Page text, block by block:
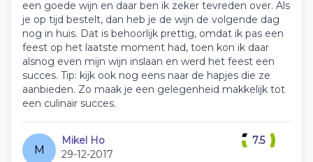
een goede wijn en daar ben ik zeker tevreden over. Als
je op tijd bestelt, dan heb je de wijn de volgende dag
nog in huis. Dat is behoorlijk prettig, omdat ik pas een
feest op het laatste moment had, toen kon ik daar
alsnog even mijn wijn inslaan en werd het feest een
succes. Tip: kijk ook nog eens naar de hapjes die ze
aanbieden. Zo maak je een gelegenheid makkelijk tot
een culinair succes.
M
Mikel Ho
29-12-2017
7.5